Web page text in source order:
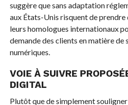
suggère que sans adaptation
aux États-Unis risquent de
leurs homologues internationaux
demande des clients en matière de
numériques.
VOIE À SUIVRE
DIGITAL
Plutôt que de simplement